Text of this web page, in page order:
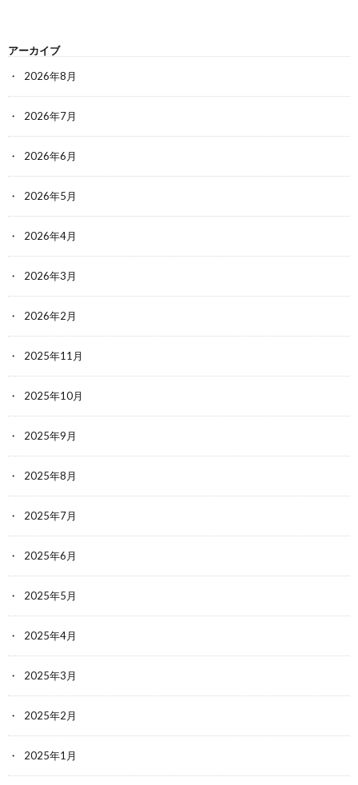
アーカイブ
2026年8月
2026年7月
2026年6月
2026年5月
2026年4月
2026年3月
2026年2月
2025年11月
2025年10月
2025年9月
2025年8月
2025年7月
2025年6月
2025年5月
2025年4月
2025年3月
2025年2月
2025年1月